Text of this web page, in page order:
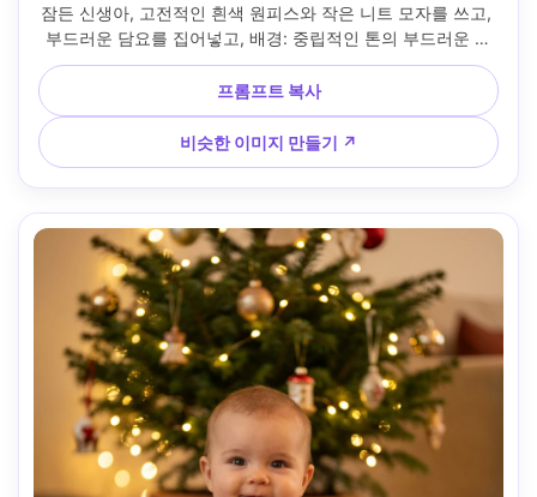
잠든 신생아, 고전적인 흰색 원피스와 작은 니트 모자를 쓰고,
부드러운 담요를 집어넣고, 배경: 중립적인 톤의 부드러운 병
실 흐림, 미묘한 창문 채우기가 있는 부드러운 오버헤드 주변
광, Canon 5D Mark IV, 85mm f/1.8, 상단 측면 각도, 섬세한
하이라이트, 사실적인 신생아 피부 질감, 조용한 감사의 감정,
다큐멘터리 리얼리즘 --ar 4:5
프롬프트 복사
비슷한 이미지 만들기 ↗